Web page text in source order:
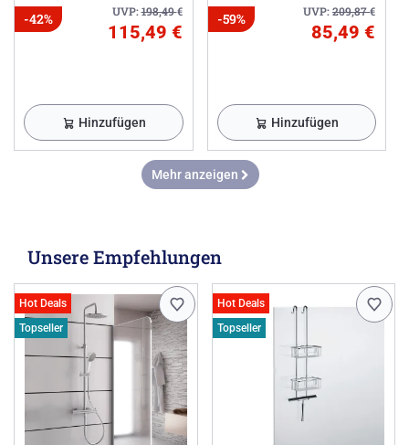
UVP:198,49€
-42%
115,49 €
Hinzufügen
UVP:209,87€
-59%
85,49 €
Hinzufügen
Mehr anzeigen
Unsere Empfehlungen
Hot Deals
Topseller
Hot Deals
Topseller